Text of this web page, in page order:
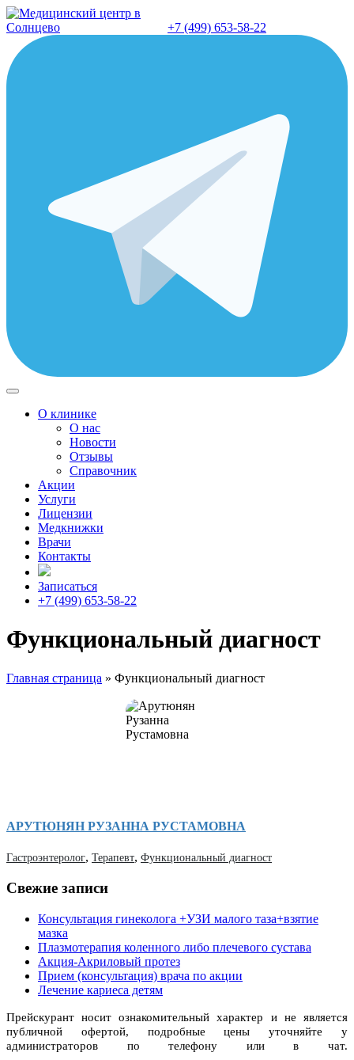
Перейти
к
содержанию
+7 (499) 653-58-22
О клинике
О нас
Новости
Отзывы
Справочник
Акции
Услуги
Лицензии
Медкнижки
Врачи
Контакты
Записаться
+7 (499) 653-58-22
Функциональный диагност
Главная страница » Функциональный диагност
АРУТЮНЯН РУЗАННА РУСТАМОВНА
Гастроэнтеролог, Терапевт, Функциональный диагност
Свежие записи
Консультация гинеколога +УЗИ малого таза+взятие
мазка
Плазмотерапия коленного либо плечевого сустава
Акция-Акриловый протез
Прием (консультация) врача по акции
Лечение кариеса детям
Прейскурант носит ознакомительный характер и не является
публичной офертой, подробные цены уточняйте у
администраторов по телефону или в чат.